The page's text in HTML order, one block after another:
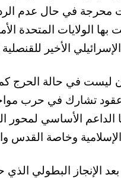
محرجة في حال عدم
بها الولايات المتحدة
الأخير
ليست في حالة الحرج
تشارك في حرب
الداعم الأساسي لمحور
وخاصة القدس
الإنجاز البطولي